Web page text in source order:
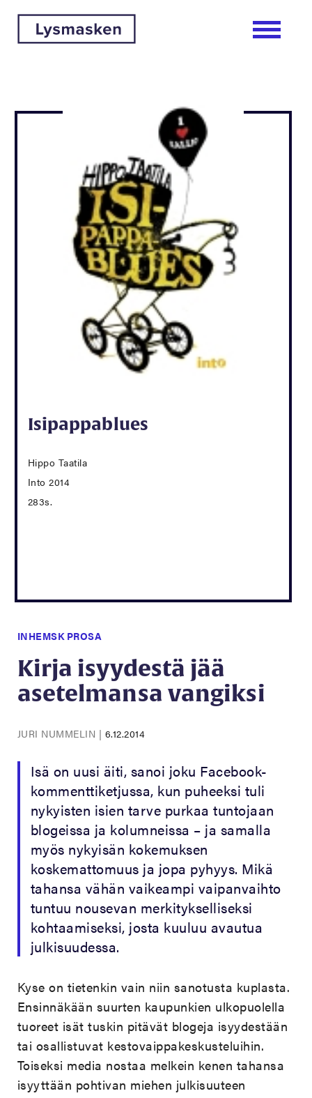
Isipappablues
Hippo Taatila
Into 2014
283s.
INHEMSK PROSA
Kirja isyydestä jää
asetelmansa vangiksi
JURI NUMMELIN | 6.12.2014
Isä on uusi äiti, sanoi joku Facebook-
kommenttiketjussa, kun puheeksi tuli
nykyisten isien tarve purkaa tuntojaan
blogeissa ja kolumneissa – ja samalla
myös nykyisän kokemuksen
koskemattomuus ja jopa pyhyys. Mikä
tahansa vähän vaikeampi vaipanvaihto
tuntuu nousevan merkitykselliseksi
kohtaamiseksi, josta kuuluu avautua
julkisuudessa.
Kyse on tietenkin vain niin sanotusta kuplasta.
Ensinnäkään suurten kaupunkien ulkopuolella
tuoreet isät tuskin pitävät blogeja isyydestään
tai osallistuvat kestovaippakeskusteluihin.
Toiseksi media nostaa melkein kenen tahansa
isyyttään pohtivan miehen julkisuuteen